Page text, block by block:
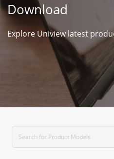
Download
Explore Uniview latest